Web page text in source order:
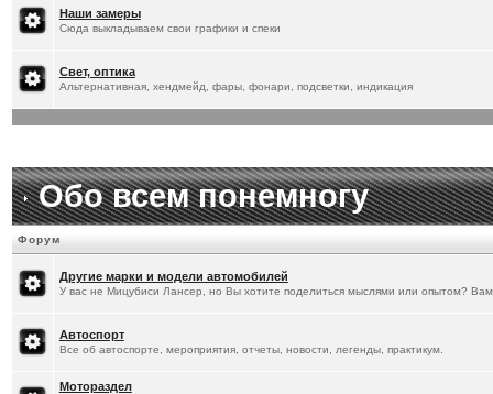
[20.1.2026]Titus:
Наши замеры
Сюда выкладываем свои графики и спеки
Свет, оптика
Альтернативная, хендмейд, фары, фонари, подсветки, индикация
Обо всем понемногу
Форум
Другие марки и модели автомобилей
У вас не Мицубиси Лансер, но Вы хотите поделиться мыслями или опытом?
Автоспорт
Все об автоспорте, мероприятия, отчеты, новости, легенды, практикум.
Мотораздел